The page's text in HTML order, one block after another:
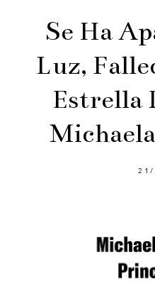
Se Ha
Luz,
Estrella